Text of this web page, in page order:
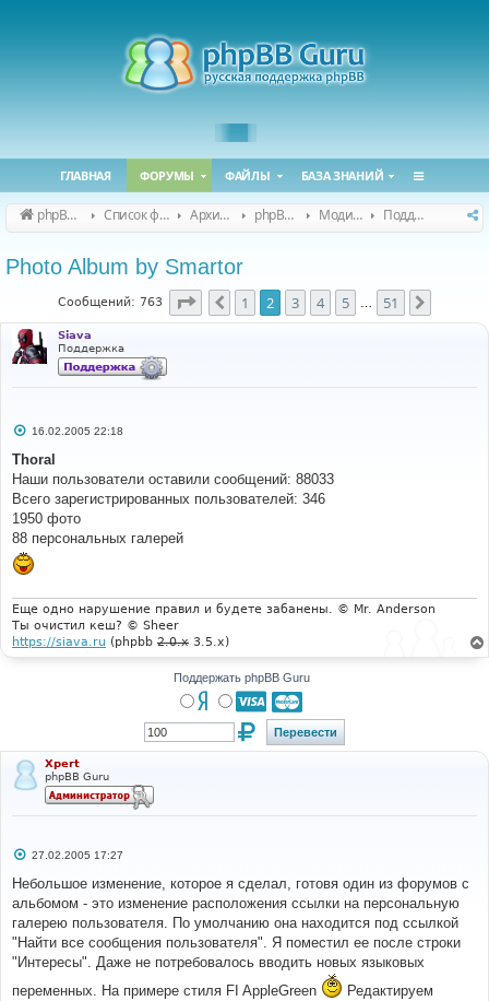
ГЛАВНАЯ ФОРУМЫ ФАЙЛЫ БАЗА ЗНАНИЙ
phpBB Guru Список форумов Архивные форумы phpBB 2.0.x (архив) Модификация phpBB 2.0.x Поддержка модов для phpBB 2.0.x
Photo Album by Smartor
Сообщений: 763 Страница 2из51
Пред.
1 2 3 4 5 51
Siava
Поддержка
С
о
б
щ
е
н
и
е
16.02.2005 22:18
Thoral
Наши пользователи оставили сообщений: 88033
Всего зарегистрированных пользователей: 346
1950 фото
88 персональных галерей
Еще одно нарушение правил и будете забанены. © Mr. Anderson
Ты очистил кеш? © Sheer
https://siava.ru (phpbb 2.0.x 3.5.x)
Поддержать phpBB Guru
Xpert
phpBB Guru
С
о
б
щ
е
н
и
е
27.02.2005 17:27
Небольшое изменение, которое я сделал, готовя один из форумов с
альбомом - это изменение расположения ссылки на персональную
галерею пользователя. По умолчанию она находится под ссылкой
"Найти все сообщения пользователя". Я поместил ее после строки
"Интересы". Даже не потребовалось вводить новых языковых
переменных. На примере стиля FI AppleGreen
Редактируем